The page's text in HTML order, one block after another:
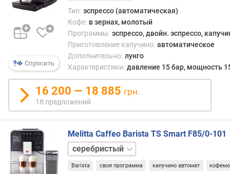
и
от
С
с
м
а
ф
а
р
е
з
е
р
в
Спросить
Тип: эспрессо (автоматическая)
Кофе: в зернах, молотый
Программы: эспрессо, двойн. эспрессо,
Приготовление капучино: автоматическое
Дополнительно: лунго
Характеристики: давление 15 бар, мощность
16 200 — 18 885 грн.
18 предложений
Melitta Caffeo Barista TS Smart F85/0-101
нержавейка
черный
Barista своя программа капучино автомат